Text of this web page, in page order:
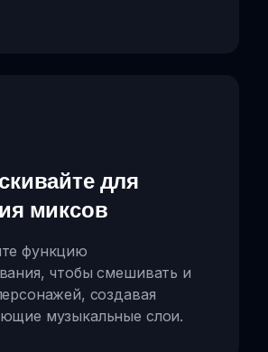
для
миксов
функцию
чтобы смешивать и
создавая
музыкальные слои.